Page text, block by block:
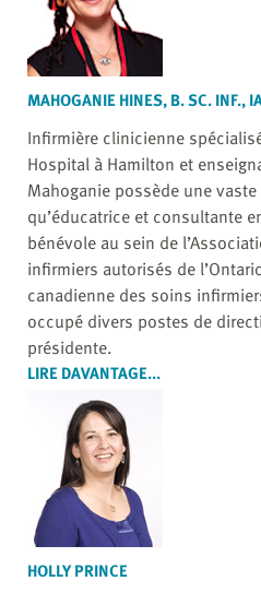
MAHOGANIE HINES, B. SC. INF.,
Infirmière clinicienne
Hospital à Hamilton et
Mahoganie possède une
qu’éducatrice et consultante
bénévole au sein de
infirmiers autorisés de
canadienne des soins
occupé divers postes de
présidente.
LIRE DAVANTAGE...
HOLLY PRINCE